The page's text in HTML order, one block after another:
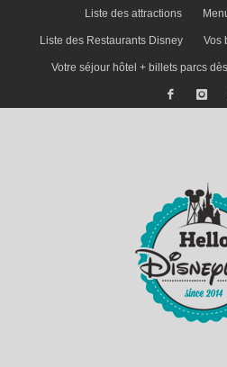
Liste des attractions
Liste des Restaurants Disney Vos
Votre séjour hôtel + billets parcs